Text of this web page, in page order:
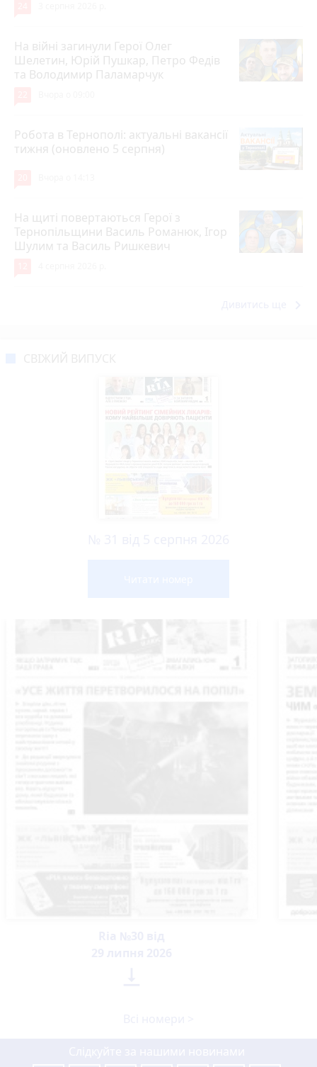
На війні загинули Герої Олег
Шелетин, Юрій Пушкар, Петро Федів
та Володимир Паламарчук
Робота в Тернополі: актуальні вакансії
тижня (оновлено 5 серпня)
На щиті повертаються Герої з
Тернопільщини Василь Романюк, Ігор
Шулим та Василь Ришкевич